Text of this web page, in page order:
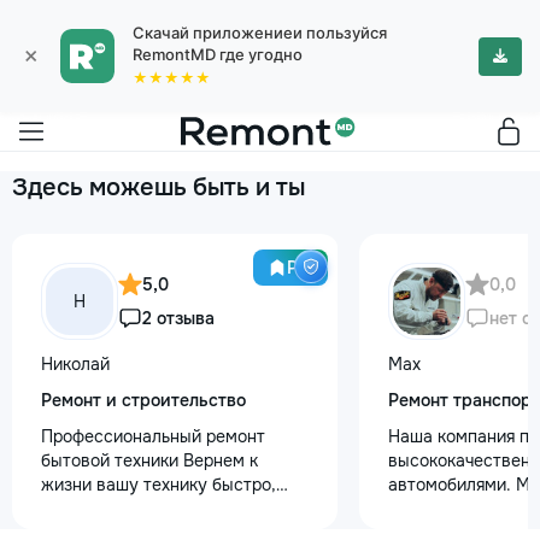
×
Скачай приложениеи пользуйся
RemontMD где угодно
★★★★★
Здесь можешь быть и ты
Pro
Н
5,0
2 отзыва
Николай
Ремонт и строительство
Профессиональный ремонт
бытовой техники Вернем к
жизни вашу технику быстро,
0,0
нет
Max
Ремонт
Наша компания
автомобилями.